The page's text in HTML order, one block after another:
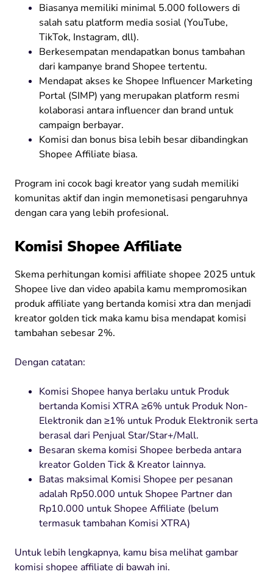
Biasanya memiliki minimal 5.000 followers di
salah satu platform media sosial (YouTube,
TikTok, Instagram, dll).
Berkesempatan mendapatkan bonus tambahan
dari kampanye brand Shopee tertentu.
Mendapat akses ke Shopee Influencer Marketing
Portal (SIMP) yang merupakan platform resmi
kolaborasi antara influencer dan brand untuk
campaign berbayar.
Komisi dan bonus bisa lebih besar dibandingkan
Shopee Affiliate biasa.
Program ini cocok bagi kreator yang sudah memiliki
komunitas aktif dan ingin memonetisasi pengaruhnya
dengan cara yang lebih profesional.
Komisi Shopee Affiliate
Skema perhitungan komisi affiliate shopee 2025 untuk
Shopee live dan video apabila kamu mempromosikan
produk affiliate yang bertanda komisi xtra dan menjadi
kreator golden tick maka kamu bisa mendapat komisi
tambahan sebesar 2%.
Dengan catatan:
Komisi Shopee hanya berlaku untuk Produk
bertanda Komisi XTRA ≥6% untuk Produk Non-
Elektronik dan ≥1% untuk Produk Elektronik serta
berasal dari Penjual Star/Star+/Mall.
Besaran skema komisi Shopee berbeda antara
kreator Golden Tick & Kreator lainnya.
Batas maksimal Komisi Shopee per pesanan
adalah Rp50.000 untuk Shopee Partner dan
Rp10.000 untuk Shopee Affiliate (belum
termasuk tambahan Komisi XTRA)
Untuk lebih lengkapnya, kamu bisa melihat gambar
komisi shopee affiliate di bawah ini.